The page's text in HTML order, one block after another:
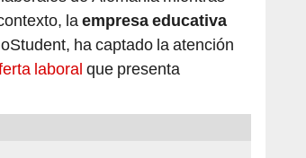
la empresa educativa
ha captado la atención
laboral que presenta